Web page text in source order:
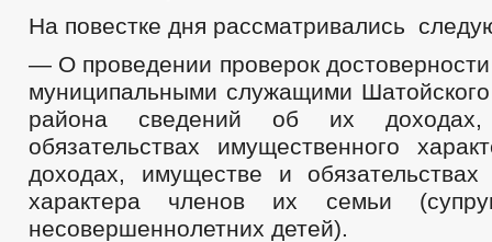
На повестке дня рассматривались
— О проведении проверок
муниципальными служащими
района сведений об их
обязательствах имущественного
доходах, имуществе и обязательствах
характера членов их семьи
несовершеннолетних детей).